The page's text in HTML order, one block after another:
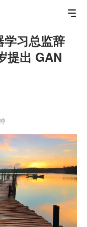
学习总监辞
提出 GAN